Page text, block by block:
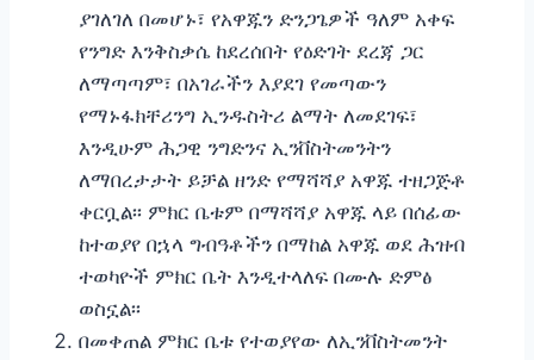
ያገለገለ በመሆኑ፣ የአዋጁን ድንጋጌዎች ዓለም አቀፍ
የንግድ እንቅስቃሴ ከደረሰበት የዕድገት ደረጃ ጋር
ለማጣጣም፣ በአገራችን እያደገ የመጣውን
የማኑፋክቸሪንግ ኢንዱስትሪ ልማት ለመደገፍ፣
እንዲሁም ሕጋዊ ንግድንና ኢንቨስትመንትን
ለማበረታታት ይቻል ዘንድ የማሻሻያ አዋጁ ተዘጋጅቶ
ቀርቧል፡፡ ምክር ቤቱም በማሻሻያ አዋጁ ላይ በሰፊው
ከተወያየ በኋላ ግብዓቶችን በማከል አዋጁ ወደ ሕዝብ
ተወካዮች ምክር ቤት እንዲተላለፍ በሙሉ ድምፅ
ወስኗል፡፡
በመቀጠል ምክር ቤቱ የተወያየው ለኢንቨስትመንት